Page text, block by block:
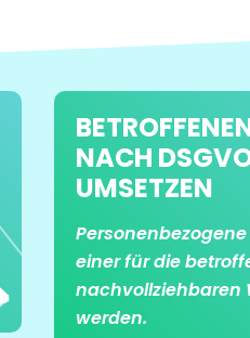
NACH
UMSETZEN
einer für die
nachvollziehbaren
werden.